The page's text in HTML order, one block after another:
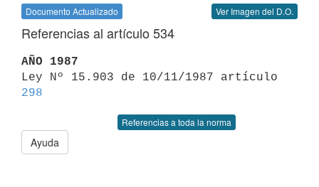
Documento Actualizado Ver Imagen del D.O.
Referencias al artículo 534
AÑO 1987
298
Referencias a toda la norma
Ayuda